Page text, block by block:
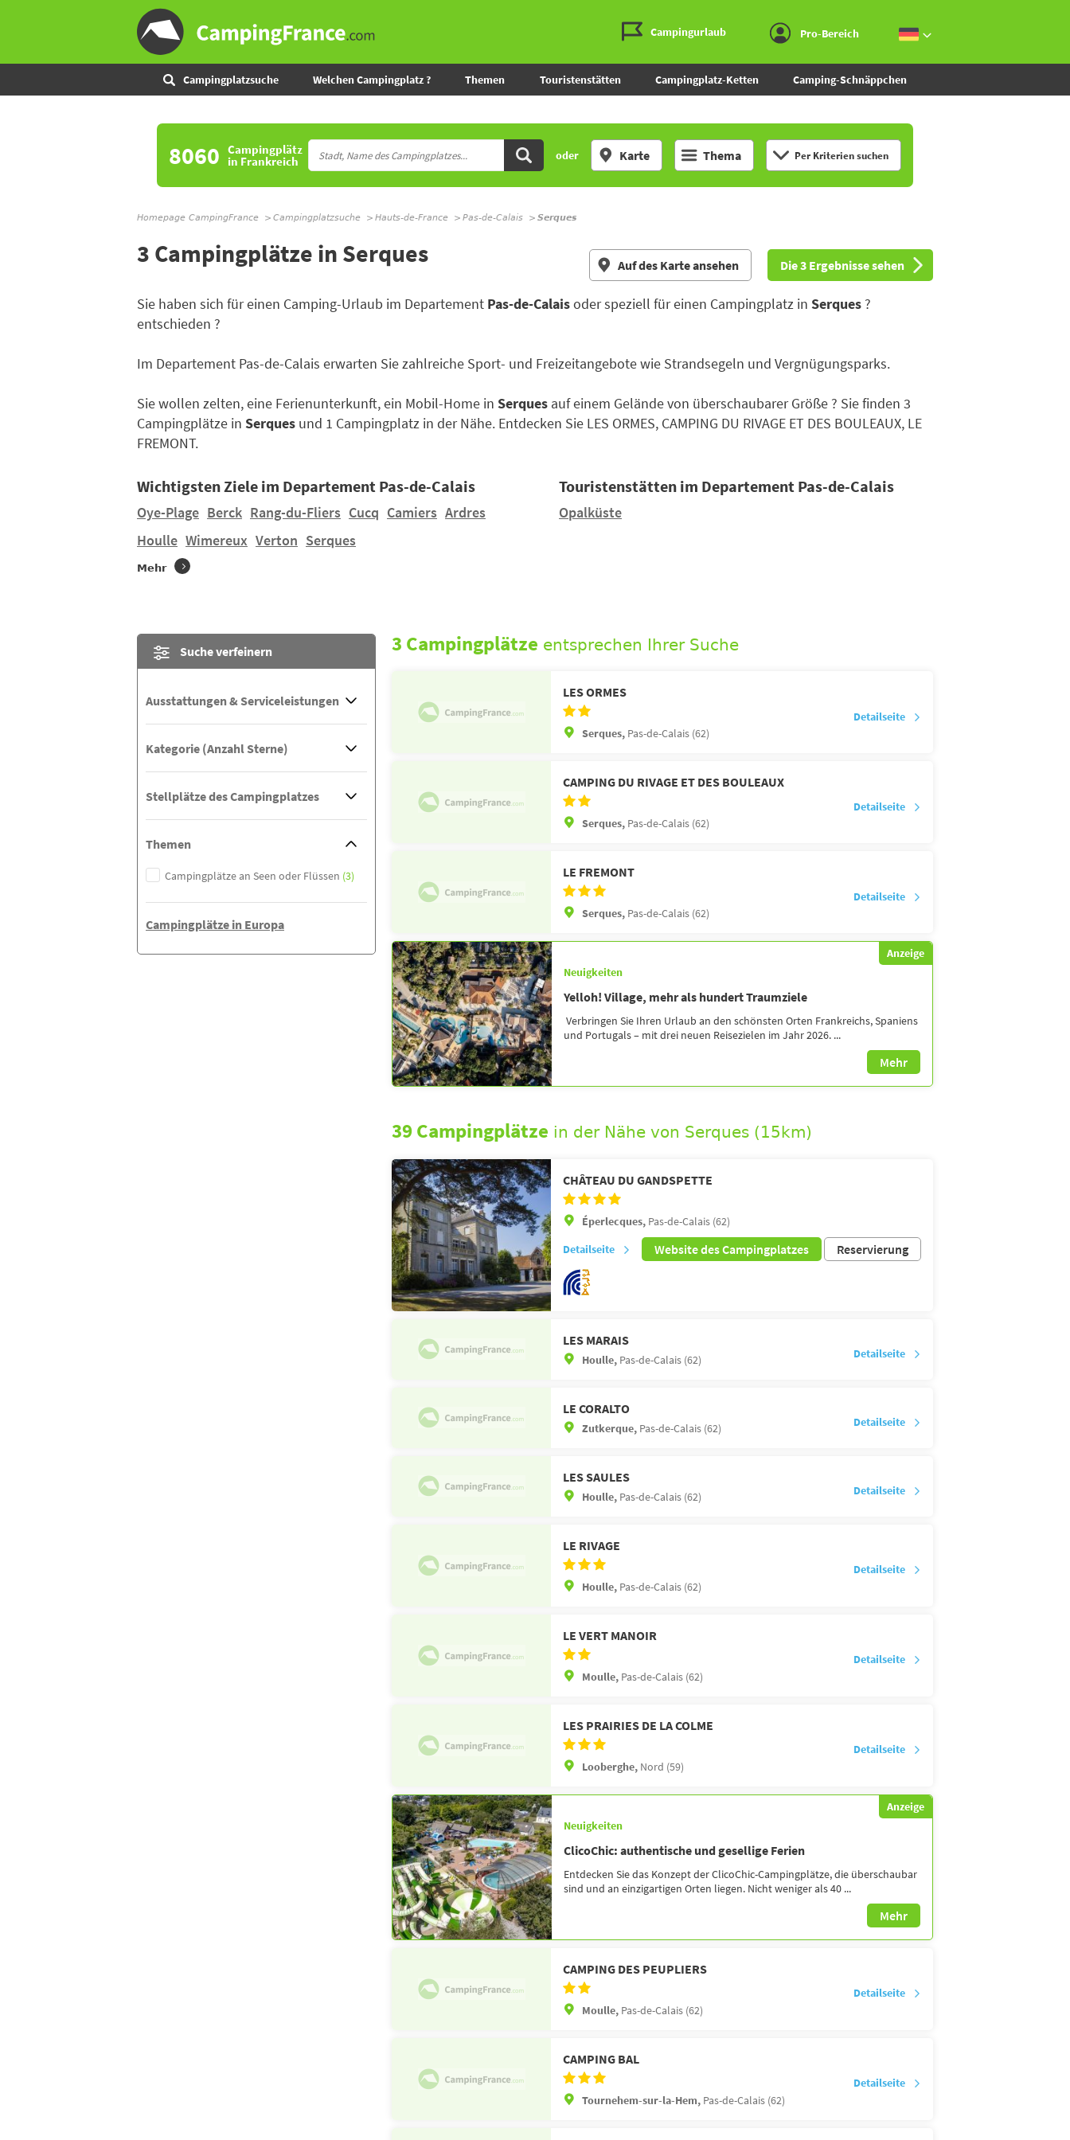
Campingurlaub Pro-Bereich
Campingplatzsuche Welchen Campingplatz ? Themen Touristenstätten Campingplatz-Ketten Camping-Schnäppchen
8060 Campingplätz
in Frankreich oder Karte Thema Per Kriterien suchen
Homepage CampingFrance Campingplatzsuche Hauts-de-France Pas-de-Calais Serques
3 Campingplätze in Serques Auf des Karte ansehen Die 3 Ergebnisse sehen
Sie haben sich für einen Camping-Urlaub im Departement Pas-de-Calaisoder speziell für einen Campingplatz in Serques ?
entschieden ?
Im Departement Pas-de-Calais erwarten Sie zahlreiche Sport- und Freizeitangebote wie Strandsegeln und Vergnügungsparks.
Sie wollen zelten, eine Ferienunterkunft, ein Mobil-Home in Serques auf einem Gelände von überschaubarer Größe ? Sie finden 3
Campingplätze in Serques und 1 Campingplatz in der Nähe. Entdecken Sie LES ORMES, CAMPING DU RIVAGE ET DES BOULEAUX, LE
FREMONT.
Wichtigsten Ziele im Departement Pas-de-Calais
Oye-Plage Berck Rang-du-Fliers Cucq Camiers Ardres
Houlle Wimereux Verton Serques
Mehr
Touristenstätten im Departement Pas-de-Calais
Opalküste
Suche verfeinern
Ausstattungen & Serviceleistungen
Kategorie (Anzahl Sterne)
Stellplätze des Campingplatzes
Themen
Campingplätze an Seen oder Flüssen (3)
Campingplätze in Europa
3 Campingplätze entsprechen Ihrer Suche
LES ORMES
Serques, Pas-de-Calais (62)
Detailseite
CAMPING DU RIVAGE ET DES BOULEAUX
Serques, Pas-de-Calais (62)
Detailseite
LE FREMONT
Serques, Pas-de-Calais (62)
Detailseite
Anzeige
Neuigkeiten
Yelloh! Village, mehr als hundert Traumziele
Verbringen Sie Ihren Urlaub an den schönsten Orten Frankreichs, Spaniens
und Portugals – mit drei neuen Reisezielen im Jahr 2026. ...
Mehr
39 Campingplätze in der Nähe von Serques (15km)
CHÂTEAU DU GANDSPETTE
Éperlecques, Pas-de-Calais (62)
Detailseite
Website des Campingplatzes Reservierung
LES MARAIS
Houlle, Pas-de-Calais (62) Detailseite
LE CORALTO
Zutkerque, Pas-de-Calais (62) Detailseite
LES SAULES
Houlle, Pas-de-Calais (62) Detailseite
LE RIVAGE
Houlle, Pas-de-Calais (62)
Detailseite
LE VERT MANOIR
Moulle, Pas-de-Calais (62)
Detailseite
LES PRAIRIES DE LA COLME
Looberghe, Nord (59)
Detailseite
Anzeige
Neuigkeiten
ClicoChic: authentische und gesellige Ferien
Entdecken Sie das Konzept der ClicoChic-Campingplätze, die überschaubar
sind und an einzigartigen Orten liegen. Nicht weniger als 40 ...
Mehr
CAMPING DES PEUPLIERS
Moulle, Pas-de-Calais (62)
Detailseite
CAMPING BAL
Tournehem-sur-la-Hem, Pas-de-Calais (62)
Detailseite